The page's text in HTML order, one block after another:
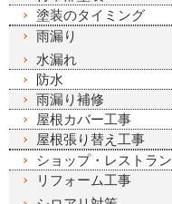
塗装のタイミング
雨漏り
水漏れ
防水
雨漏り補修
屋根カバー工事
屋根張り替え工事
ショップ・レストラン
リフォーム工事